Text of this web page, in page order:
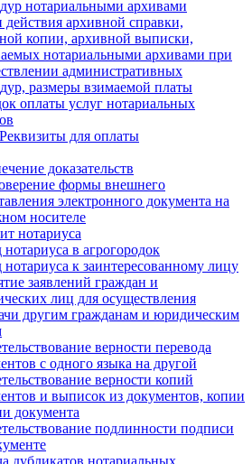
нотариальными архивами
действия архивной справки,
копии, архивной выписки,
нотариальными архивами при
административных
размеры взимаемой платы
оплаты услуг нотариальных
Реквизиты для оплаты
доказательств
формы внешнего
электронного документа на
носителе
нотариуса
в агрогородок
к заинтересованному лицу
заявлений граждан и
лиц для осуществления
другим гражданам и юридическим
верности перевода
с одного языка на другой
верности копий
и выписок из документов, копии
документа
подлинности подписи